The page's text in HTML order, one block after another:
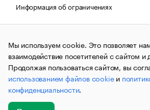
Информация об ограничениях
Правовая информация
О соблюдении
© АО «РОСБИЗНЕСКОНСАЛТИНГ»,
и материалы информационного агентства
(зарегистрировано Федеральной службой
связи, информационных технологий и
коммуникаций (Роскомнадзор) 09.12.2015
№ФС77-63848) сопровождаются пометкой
публикации могут содержать информацию,
не предназначенную для пользователей
Мы используем cookie. Это позволяет
взаимодействие посетителей с сайтом и
Продолжая пользоваться сайтом, вы
использованием файлов cookieи
конфиденциальности.